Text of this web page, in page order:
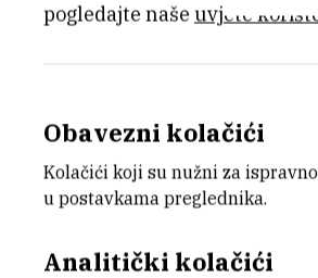
pogledajte naše uvjete
Obavezni kolačići
Kolačići koji su nužni za
u postavkama preglednika.
Analitički kolačići